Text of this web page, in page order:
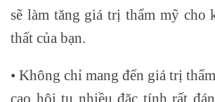
sẽ làm tăng giá trị thẩm mỹ cho
thất của bạn.
• Không chỉ mang đến giá trị
cao hội tụ nhiều đặc tính rất